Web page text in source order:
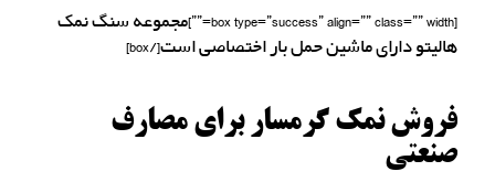
[box type=”success” align=”” class=”” width=””]مجموعه سنگ نمک
هالیتو دارای ماشین حمل بار اختصاصی است[/box]
فروش نمک گرمسار برای مصارف
صنعتی